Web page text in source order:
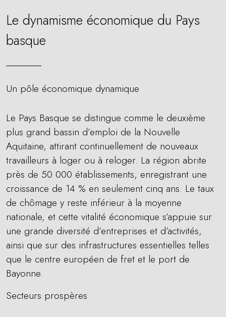
Le dynamisme économique du Pays
basque
Un pôle économique dynamique
Le Pays Basque se distingue comme le deuxième
plus grand bassin d’emploi de la Nouvelle
Aquitaine, attirant continuellement de nouveaux
travailleurs à loger ou à reloger. La région abrite
près de 50 000 établissements, enregistrant une
croissance de 14 % en seulement cinq ans. Le taux
de chômage y reste inférieur à la moyenne
nationale, et cette vitalité économique s’appuie sur
une grande diversité d’entreprises et d’activités,
ainsi que sur des infrastructures essentielles telles
que le centre européen de fret et le port de
Bayonne.
Secteurs prospères